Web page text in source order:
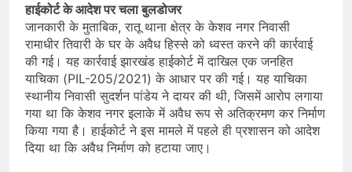
हाईकोर्ट के आदेश पर चला बुलडोजर
जानकारी के मुताबिक, रातू थाना क्षेत्र के केशव नगर निवासी
रामाधीर तिवारी के घर के अवैध हिस्से को ध्वस्त करने की कार्रवाई
की गई। यह कार्रवाई झारखंड हाईकोर्ट में दाखिल एक जनहित
याचिका (PIL-205/2021) के आधार पर की गई। यह याचिका
स्थानीय निवासी सुदर्शन पांडेय ने दायर की थी, जिसमें आरोप लगाया
गया था कि केशव नगर इलाके में अवैध रूप से अतिक्रमण कर निर्माण
किया गया है। हाईकोर्ट ने इस मामले में पहले ही प्रशासन को आदेश
दिया था कि अवैध निर्माण को हटाया जाए।